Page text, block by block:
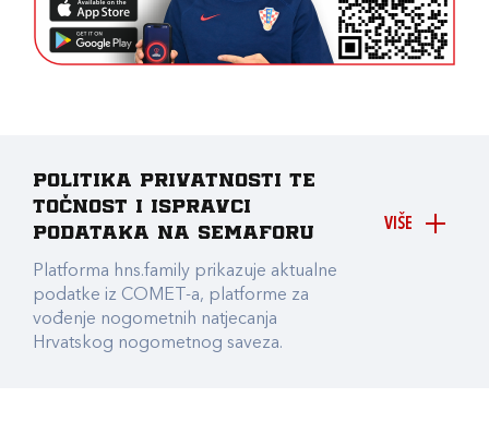
VIŠE
Politika privatnosti te
točnost i ispravci
podataka na Semaforu
Platforma hns.family prikazuje aktualne
podatke iz COMET-a, platforme za
vođenje nogometnih natjecanja
Hrvatskog nogometnog saveza.